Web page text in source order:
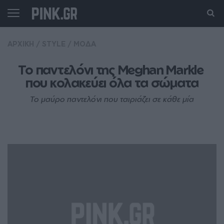
Το παντελόνι της Meghan Markle
που κολακεύει όλα τα σώματα
Το μαύρο παντελόνι που ταιριάζει σε κάθε μία